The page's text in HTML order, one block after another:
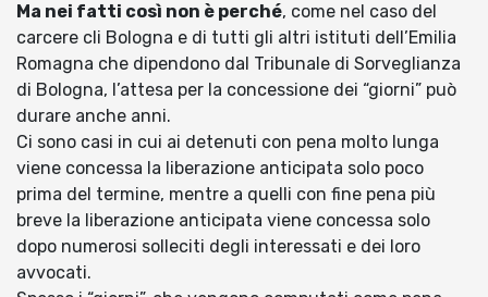
Ma nei fatti così non è perché, come nel caso del
carcere cli Bologna e di tutti gli altri istituti dell’Emilia
Romagna che dipendono dal Tribunale di Sorveglianza
di Bologna, l’attesa per la concessione dei “giorni” può
durare anche anni.
Ci sono casi in cui ai detenuti con pena molto lunga
viene concessa la liberazione anticipata solo poco
prima del termine, mentre a quelli con fine pena più
breve la liberazione anticipata viene concessa solo
dopo numerosi solleciti degli interessati e dei loro
avvocati.